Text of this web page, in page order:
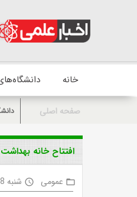
خانه
صفحه اصلی
افتتاح خانه
folder_open عمومی access_time شنبه 8 اردیبهشت 1403 ساعت 8:29